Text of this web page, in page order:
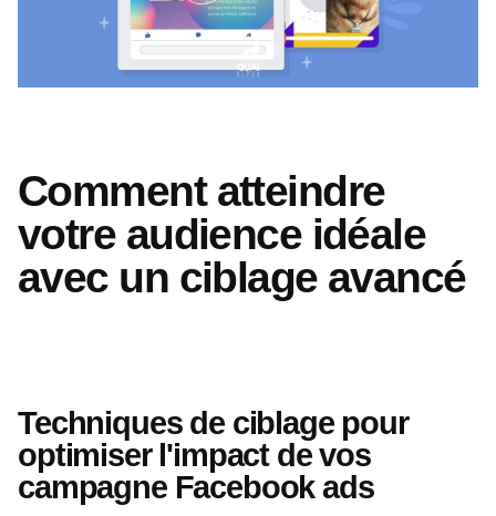
Comment atteindre
votre audience idéale
avec un ciblage avancé
Techniques de ciblage pour
optimiser l'impact de vos
campagne Facebook ads